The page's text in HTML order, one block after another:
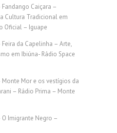
Fandango Caiçara –
Cultura Tradicional em
Oficial – Iguape
Feira da Capelinha – Arte,
em Ibiúna- Rádio Space
Monte Mor e os vestígios da
– Rádio Prima – Monte
O Imigrante Negro –